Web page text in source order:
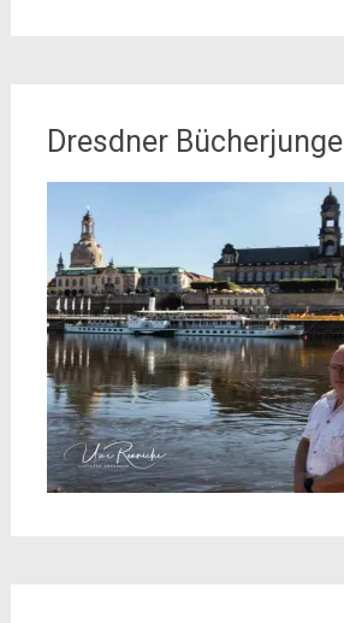
Dresdner Bücherjunge